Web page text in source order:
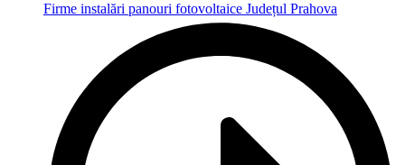
Firme instalări panouri fotovoltaice Județul Prahova